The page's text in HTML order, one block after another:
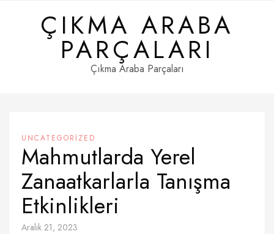
ÇIKMA ARABA
PARÇALARI
Çıkma Araba Parçaları
UNCATEGORIZED
Mahmutlarda Yerel
Zanaatkarlarla Tanışma
Etkinlikleri
Aralık 21, 2023